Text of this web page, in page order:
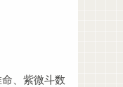
、紫微斗数